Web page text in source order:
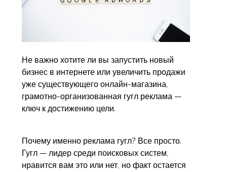
Не важно хотите ли вы запустить новый
бизнес в интернете или увеличить продажи
уже существующего онлайн-магазина,
грамотно-организованная гугл реклама —
ключ к достижению цели.
Почему именно реклама гугл? Все просто.
Гугл — лидер среди поисковых систем,
нравится вам это или нет, но факт остается